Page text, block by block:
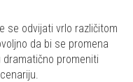
se odvijati vrlo različitom
da bi se promena
dramatično promeniti